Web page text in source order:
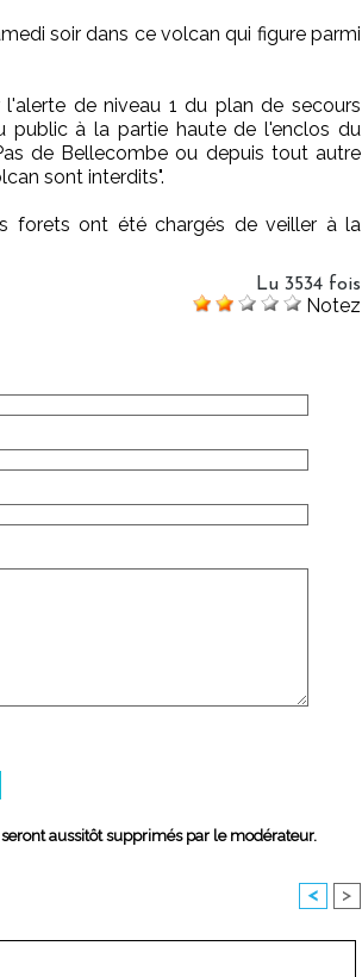
soir dans ce volcan qui figure parmi
de niveau 1 du plan de secours
public à la partie haute de l'enclos du
de Bellecombe ou depuis tout autre
sont interdits".
forets ont été chargés de veiller à la
Lu 3534 fois
Notez
aussitôt supprimés par le modérateur.
< >